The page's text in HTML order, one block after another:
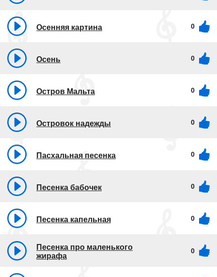
Осенняя картина 0
Осень 0
Остров Мальта 0
Островок надежды 0
Пасхальная песенка 0
Песенка бабочек 0
Песенка капельная 0
Песенка про маленького
жирафа
0